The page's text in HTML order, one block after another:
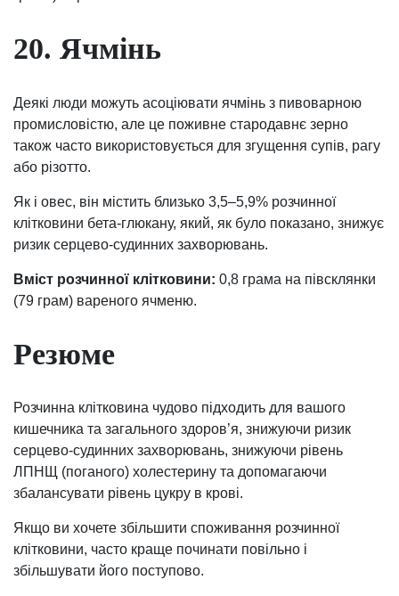
20. Ячмінь
Деякі люди можуть асоціювати ячмінь з пивоварною
промисловістю, але це поживне стародавнє зерно
також часто використовується для згущення супів, рагу
або різотто.
Як і овес, він містить близько 3,5–5,9% розчинної
клітковини бета-глюкану, який, як було показано, знижує
ризик серцево-судинних захворювань.
Вміст розчинної клітковини: 0,8 грама на півсклянки
(79 грам) вареного ячменю.
Резюме
Розчинна клітковина чудово підходить для вашого
кишечника та загального здоров’я, знижуючи ризик
серцево-судинних захворювань, знижуючи рівень
ЛПНЩ (поганого) холестерину та допомагаючи
збалансувати рівень цукру в крові.
Якщо ви хочете збільшити споживання розчинної
клітковини, часто краще починати повільно і
збільшувати його поступово.